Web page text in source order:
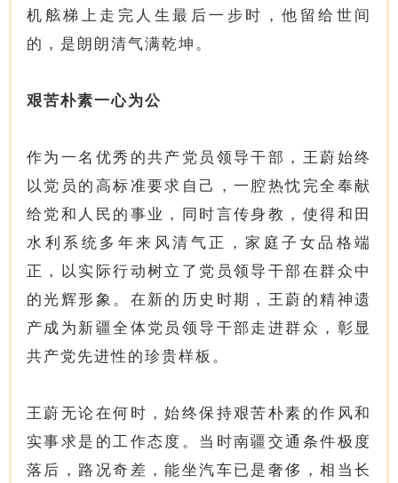
机舷梯上走完人生最后一步时，他留给世间
的，是朗朗清气满乾坤。
艰苦朴素一心为公
作为一名优秀的共产党员领导干部，王蔚始终
以党员的高标准要求自己，一腔热忱完全奉献
给党和人民的事业，同时言传身教，使得和田
水利系统多年来风清气正，家庭子女品格端
正，以实际行动树立了党员领导干部在群众中
的光辉形象。在新的历史时期，王蔚的精神遗
产成为新疆全体党员领导干部走进群众，彰显
共产党先进性的珍贵样板。
王蔚无论在何时，始终保持艰苦朴素的作风和
实事求是的工作态度。当时南疆交通条件极度
落后，路况奇差，能坐汽车已是奢侈，相当长